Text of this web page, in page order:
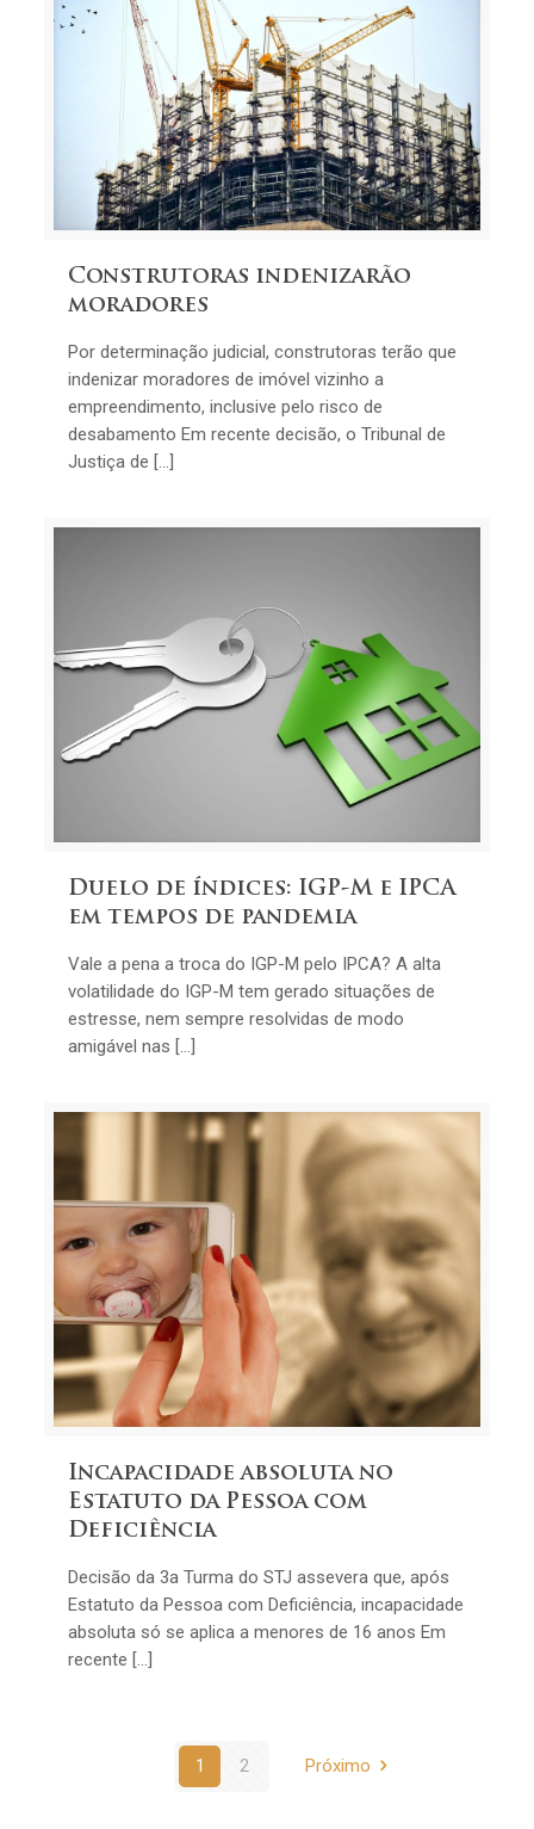
Construtoras indenizarão
moradores
Por determinação judicial, construtoras terão que
indenizar moradores de imóvel vizinho a
empreendimento, inclusive pelo risco de
desabamento Em recente decisão, o Tribunal de
Justiça de […]
Duelo de índices: IGP-M e IPCA
em tempos de pandemia
Vale a pena a troca do IGP-M pelo IPCA? A alta
volatilidade do IGP-M tem gerado situações de
estresse, nem sempre resolvidas de modo
amigável nas […]
Incapacidade absoluta no
Estatuto da Pessoa com
Deficiência
Decisão da 3a Turma do STJ assevera que, após
Estatuto da Pessoa com Deficiência, incapacidade
absoluta só se aplica a menores de 16 anos Em
recente […]
1 2 Próximo